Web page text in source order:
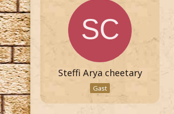
Steffi Arya cheetary
Gast